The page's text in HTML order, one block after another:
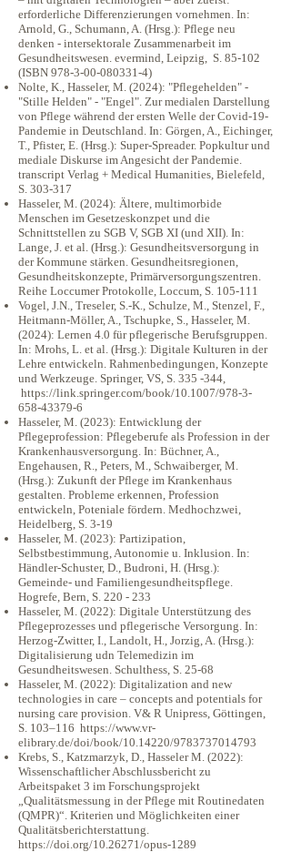
erforderliche Differenzierungen vornehmen. In:
Arnold, G., Schumann, A. (Hrsg.): Pflege neu
denken - intersektorale Zusammenarbeit im
Gesundheitswesen. evermind, Leipzig, S. 85-102
(ISBN 978-3-00-080331-4)
Nolte, K., Hasseler, M. (2024): "Pflegehelden" -
"Stille Helden" - "Engel". Zur medialen Darstellung
von Pflege während der ersten Welle der Covid-19-
Pandemie in Deutschland. In: Görgen, A., Eichinger,
T., Pfister, E. (Hrsg.): Super-Spreader. Popkultur und
mediale Diskurse im Angesicht der Pandemie.
transcript Verlag + Medical Humanities, Bielefeld,
S. 303-317
Hasseler, M. (2024): Ältere, multimorbide
Menschen im Gesetzeskonzpet und die
Schnittstellen zu SGB V, SGB XI (und XII). In:
Lange, J. et al. (Hrsg.): Gesundheitsversorgung in
der Kommune stärken. Gesundheitsregionen,
Gesundheitskonzepte, Primärversorgungszentren.
Reihe Loccumer Protokolle, Loccum, S. 105-111
Vogel, J.N., Treseler, S.-K., Schulze, M., Stenzel, F.,
Heitmann-Möller, A., Tschupke, S., Hasseler, M.
(2024): Lernen 4.0 für pflegerische Berufsgruppen.
In: Mrohs, L. et al. (Hrsg.): Digitale Kulturen in der
Lehre entwickeln. Rahmenbedingungen, Konzepte
und Werkzeuge. Springer, VS, S. 335 -344,
https://link.springer.com/book/10.1007/978-3-
658-43379-6
Hasseler, M. (2023): Entwicklung der
Pflegeprofession: Pflegeberufe als Profession in der
Krankenhausversorgung. In: Büchner, A.,
Engehausen, R., Peters, M., Schwaiberger, M.
(Hrsg.): Zukunft der Pflege im Krankenhaus
gestalten. Probleme erkennen, Profession
entwickeln, Poteniale fördern. Medhochzwei,
Heidelberg, S. 3-19
Hasseler, M. (2023): Partizipation,
Selbstbestimmung, Autonomie u. Inklusion. In:
Händler-Schuster, D., Budroni, H. (Hrsg.):
Gemeinde- und Familiengesundheitspflege.
Hogrefe, Bern, S. 220 - 233
Hasseler, M. (2022): Digitale Unterstützung des
Pflegeprozesses und pflegerische Versorgung. In:
Herzog-Zwitter, I., Landolt, H., Jorzig, A. (Hrsg.):
Digitalisierung udn Telemedizin im
Gesundheitswesen. Schulthess, S. 25-68
Hasseler, M. (2022): Digitalization and new
technologies in care – concepts and potentials for
nursing care provision. V& R Unipress, Göttingen,
S. 103–116 https://www.vr-
elibrary.de/doi/book/10.14220/9783737014793
Krebs, S., Katzmarzyk, D., Hasseler M. (2022):
Wissenschaftlicher Abschlussbericht zu
Arbeitspaket 3 im Forschungsprojekt
„Qualitätsmessung in der Pflege mit Routinedaten
(QMPR)“. Kriterien und Möglichkeiten einer
Qualitätsberichterstattung.
https://doi.org/10.26271/opus-1289